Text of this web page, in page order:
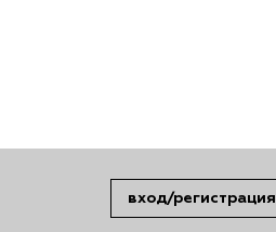
вход/регистрация